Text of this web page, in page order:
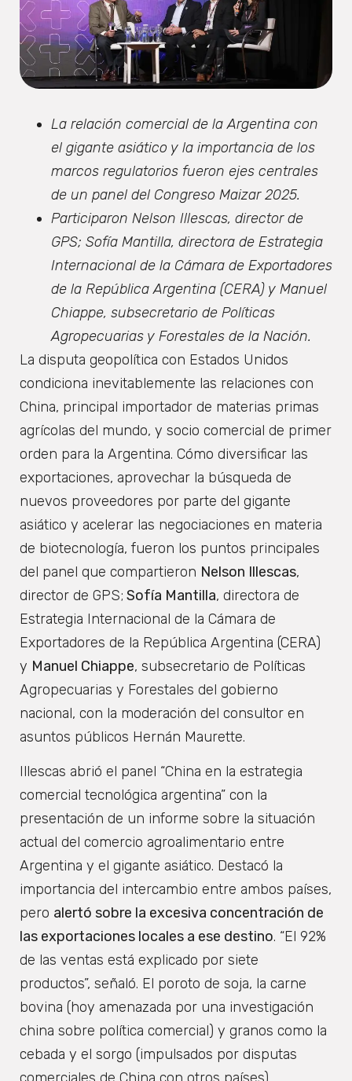
La relación comercial de la Argentina con
el gigante asiático y la importancia de los
marcos regulatorios fueron ejes centrales
de un panel del Congreso Maizar 2025.
Participaron Nelson Illescas, director de
GPS; Sofía Mantilla, directora de Estrategia
Internacional de la Cámara de Exportadores
de la República Argentina (CERA) y Manuel
Chiappe, subsecretario de Políticas
Agropecuarias y Forestales de la Nación.
La disputa geopolítica con Estados Unidos
condiciona inevitablemente las relaciones con
China, principal importador de materias primas
agrícolas del mundo, y socio comercial de primer
orden para la Argentina. Cómo diversificar las
exportaciones, aprovechar la búsqueda de
nuevos proveedores por parte del gigante
asiático y acelerar las negociaciones en materia
de biotecnología, fueron los puntos principales
del panel que compartieron Nelson Illescas,
director de GPS; Sofía Mantilla, directora de
Estrategia Internacional de la Cámara de
Exportadores de la República Argentina (CERA)
y Manuel Chiappe, subsecretario de Políticas
Agropecuarias y Forestales del gobierno
nacional, con la moderación del consultor en
asuntos públicos Hernán Maurette.
Illescas abrió el panel “China en la estrategia
comercial tecnológica argentina” con la
presentación de un informe sobre la situación
actual del comercio agroalimentario entre
Argentina y el gigante asiático. Destacó la
importancia del intercambio entre ambos países,
pero alertó sobre la excesiva concentración de
las exportaciones locales a ese destino. “El 92%
de las ventas está explicado por siete
productos”, señaló. El poroto de soja, la carne
bovina (hoy amenazada por una investigación
china sobre política comercial) y granos como la
cebada y el sorgo (impulsados por disputas